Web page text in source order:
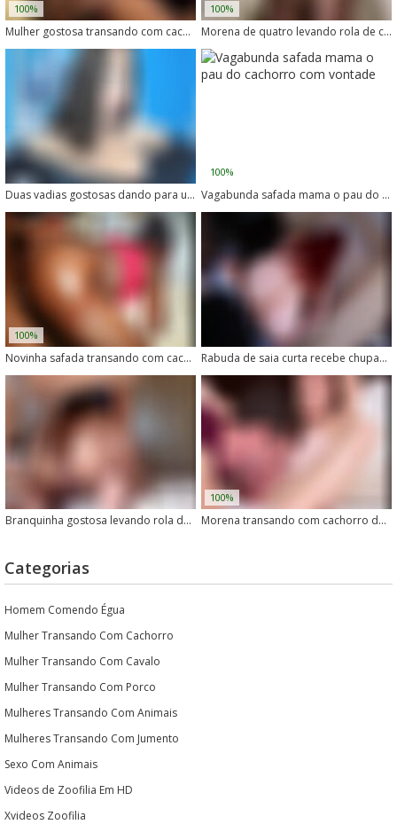
100%
Mulher gostosa transando com cachorro tarado
100%
Morena de quatro levando rola de cachorro no cu
Duas vadias gostosas dando para um cachorro com pau grande
100%
Vagabunda safada mama o pau do cachorro com vontade
100%
Novinha safada transando com cachorro de pau grande Rabuda de saia curta recebe chupada e piroca do cachorro
Branquinha gostosa levando rola de cachorro bem dotado
100%
Morena transando com cachorro de forma selvagem e gostosa
Categorias
Homem Comendo Égua
Mulher Transando Com Cachorro
Mulher Transando Com Cavalo
Mulher Transando Com Porco
Mulheres Transando Com Animais
Mulheres Transando Com Jumento
Sexo Com Animais
Videos de Zoofilia Em HD
Xvideos Zoofilia